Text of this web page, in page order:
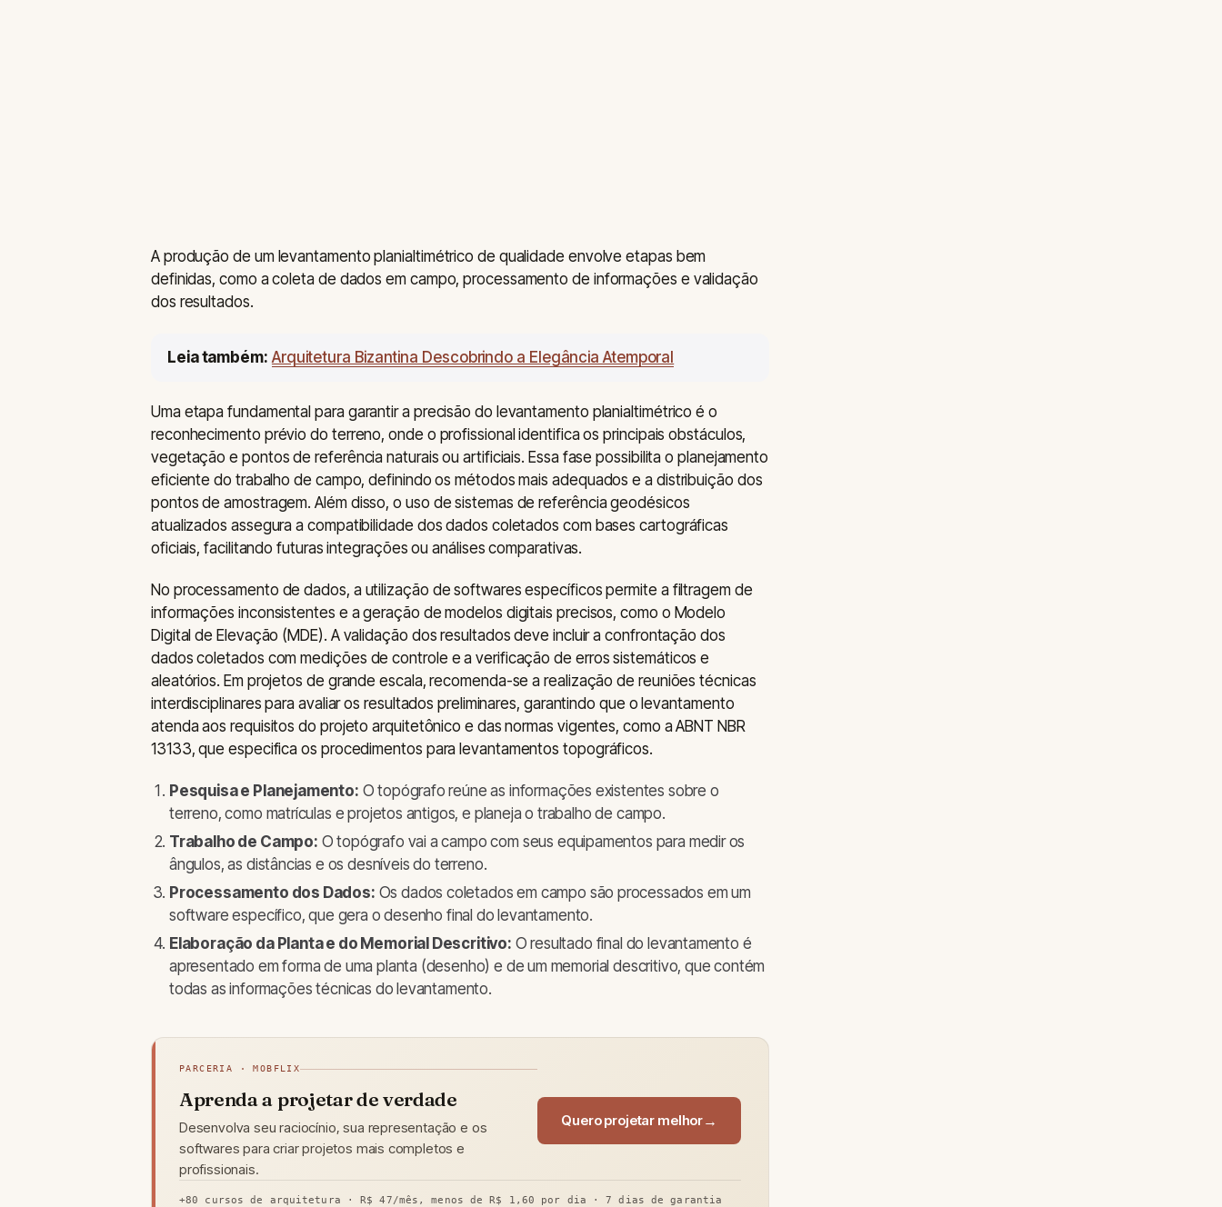
A produção de um levantamento planialtimétrico de qualidade envolve etapas bem
definidas, como a coleta de dados em campo, processamento de informações e validação
dos resultados.
Leia também: Arquitetura Bizantina Descobrindo a Elegância Atemporal
Uma etapa fundamental para garantir a precisão do levantamento planialtimétrico é o
reconhecimento prévio do terreno, onde o profissional identifica os principais obstáculos,
vegetação e pontos de referência naturais ou artificiais. Essa fase possibilita o planejamento
eficiente do trabalho de campo, definindo os métodos mais adequados e a distribuição dos
pontos de amostragem. Além disso, o uso de sistemas de referência geodésicos
atualizados assegura a compatibilidade dos dados coletados com bases cartográficas
oficiais, facilitando futuras integrações ou análises comparativas.
No processamento de dados, a utilização de softwares específicos permite a filtragem de
informações inconsistentes e a geração de modelos digitais precisos, como o Modelo
Digital de Elevação (MDE). A validação dos resultados deve incluir a confrontação dos
dados coletados com medições de controle e a verificação de erros sistemáticos e
aleatórios. Em projetos de grande escala, recomenda-se a realização de reuniões técnicas
interdisciplinares para avaliar os resultados preliminares, garantindo que o levantamento
atenda aos requisitos do projeto arquitetônico e das normas vigentes, como a ABNT NBR
13133, que especifica os procedimentos para levantamentos topográficos.
Pesquisa e Planejamento: O topógrafo reúne as informações existentes sobre o
terreno, como matrículas e projetos antigos, e planeja o trabalho de campo.
Trabalho de Campo: O topógrafo vai a campo com seus equipamentos para medir os
ângulos, as distâncias e os desníveis do terreno.
Processamento dos Dados: Os dados coletados em campo são processados em um
software específico, que gera o desenho final do levantamento.
Elaboração da Planta e do Memorial Descritivo: O resultado final do levantamento é
apresentado em forma de uma planta (desenho) e de um memorial descritivo, que contém
todas as informações técnicas do levantamento.
PARCERIA · MOBFLIX
Aprenda a projetar de verdade
Desenvolva seu raciocínio, sua representação e os
softwares para criar projetos mais completos e
profissionais.
Quero projetar melhor
+80 cursos de arquitetura · R$ 47/mês, menos de R$ 1,60 por dia · 7 dias de garantia